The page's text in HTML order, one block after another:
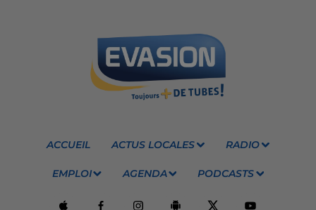
ACCUEIL ACTUS LOCALES RADIO
EMPLOI AGENDA PODCASTS